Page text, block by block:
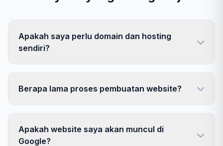
Apakah saya perlu domain dan hosting
sendiri?
Berapa lama proses pembuatan website?
Apakah website saya akan muncul di
Google?